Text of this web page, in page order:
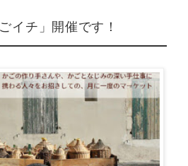
イチ」開催です！